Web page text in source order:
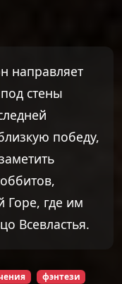
направляет
стены
победу,
где им
Всевластья.
фэнтези